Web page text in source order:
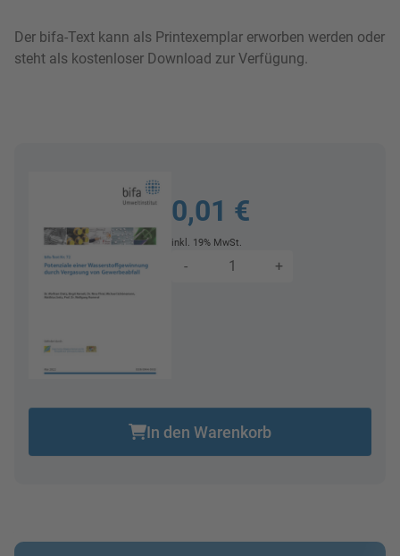
Der bifa-Text kann als Printexemplar erworben werden oder
steht als kostenloser Download zur Verfügung.
0,01 €
inkl. 19% MwSt.
- +
In den Warenkorb